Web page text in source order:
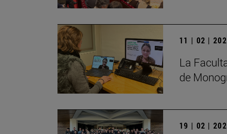
11 | 02 |
La
de
19 | 02 |